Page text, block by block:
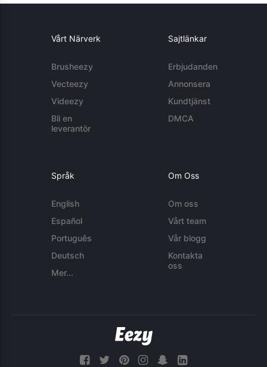
Vårt Närverk
Brusheezy
Vecteezy
Videezy
Bli en
leverantör
Sajtlänkar
Erbjudanden
Annonsera
Kundtjänst
DMCA
Språk
English
Español
Português
Deutsch
Mer...
Om Oss
Om oss
Vårt team
Vår blogg
Kontakta
oss